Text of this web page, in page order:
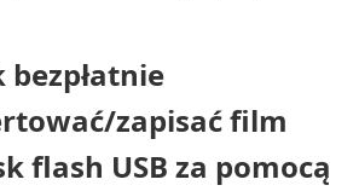
bezpłatnie
zapisać film
flash USB za pomocą